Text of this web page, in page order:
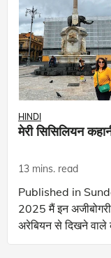
HINDI
मेरी सिसिलियन
13 mins. read
Published in
2025 मैं इन अजीबोगरीब फूलदानों को निहार रही थी, जो एक
अरेबियन से दिखने
थे| और भी अजीब बात